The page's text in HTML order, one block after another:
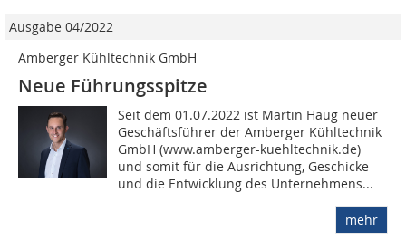
Ausgabe 04/2022
Amberger Kühltechnik GmbH
Neue Führungsspitze
Seit dem 01.07.2022 ist Martin Haug neuer
Geschäftsführer der Amberger Kühltechnik
GmbH (www.amberger-kuehltechnik.de)
und somit für die Ausrichtung, Geschicke
und die Entwicklung des Unternehmens...
mehr